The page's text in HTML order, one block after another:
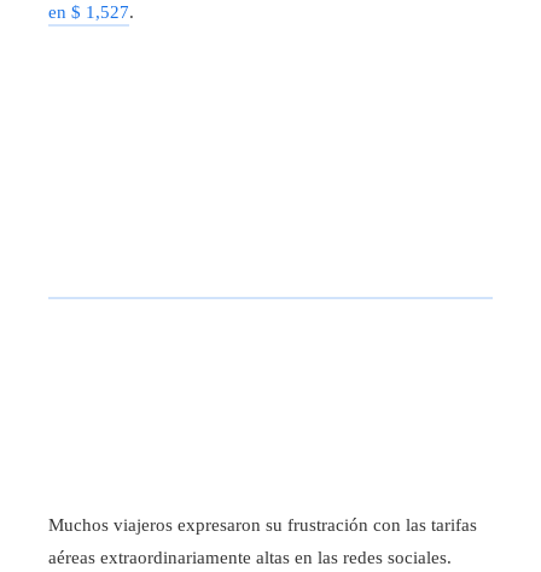
en $ 1,527.
Muchos viajeros expresaron su frustración con las tarifas
aéreas extraordinariamente altas en las redes sociales.